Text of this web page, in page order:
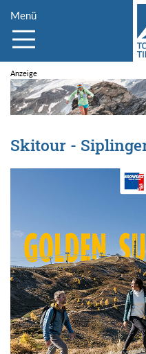
Menü
Skitour -